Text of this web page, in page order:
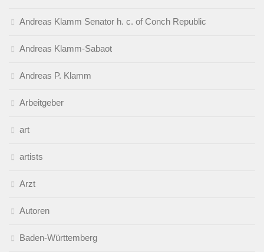
Andreas Klamm Senator h. c. of Conch Republic
Andreas Klamm-Sabaot
Andreas P. Klamm
Arbeitgeber
art
artists
Arzt
Autoren
Baden-Württemberg